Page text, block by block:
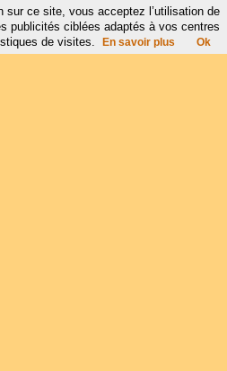
sur ce site, vous acceptez l’utilisation de
publicités ciblées adaptés à vos centres
de visites.
En savoir plus Ok